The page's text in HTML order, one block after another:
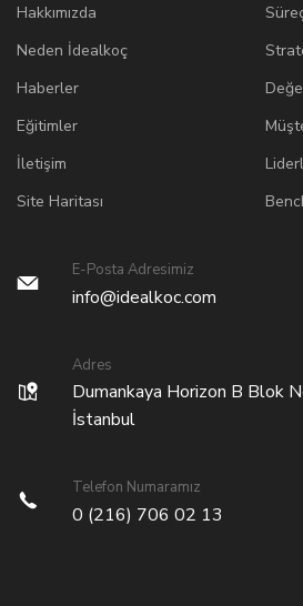
Hakkımızda
Neden İdealkoç
Haberler
Eğitimler
İletişim
Site Haritası
E-Posta Adresimiz
info@idealkoc.com
Adres
Dumankaya Horizon B Blok
İstanbul
Telefon Numaramız
0 (216) 706 02 13